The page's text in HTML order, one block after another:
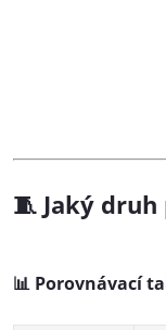
🧵 Jaký
📊 Porovnávací